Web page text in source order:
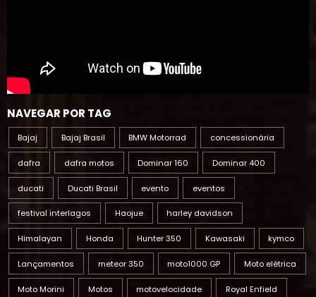
NAVEGAR POR TAG
dafra dafra motos Dominar 160 Dominar 400
ducati Ducati Brasil evento eventos
festival interlagos Haojue harley davidson
Himalayan Honda Hunter 350 Kawasaki
Lançamentos meteor 350 moto1000 GP Moto elétrica
Moto Morini Motos motovelocidade Royal Enfield
SBM scooter scooter elétrica Scrambler 400x